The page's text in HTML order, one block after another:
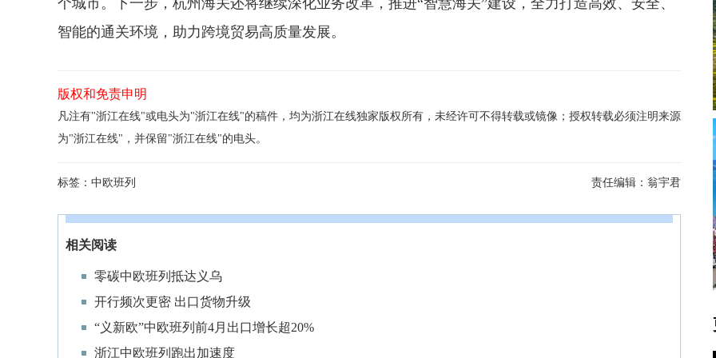
智能的通关环境，助力跨境贸易高质量发展。
版权和免责申明
凡注有"浙江在线"或电头为"浙江在线"的稿件，均为浙江在线独家版权所有，未经许可不得转载或镜像；授权转载必须注明来源
为"浙江在线"，并保留"浙江在线"的电头。
标签： 中欧班列 责任编辑： 翁宇君
相关阅读
零碳中欧班列抵达义乌
开行频次更密 出口货物升级
“义新欧”中欧班列前4月出口增长超20%
浙江中欧班列跑出加速度